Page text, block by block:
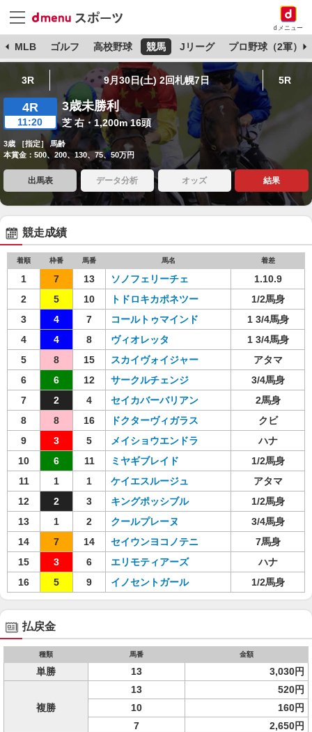
dメニュー
MLB ゴルフ 高校野球 競馬 Jリーグ プロ野球（2軍）
3R 9月30日(土) 2回札幌7日 5R
4R
11:20
3歳未勝利
芝 右・1,200m 16頭
3歳 ［指定］ 馬齢
本賞金：500、200、130、75、50万円
出馬表 データ分析 オッズ 結果
競走成績
着順 枠番 馬番 馬名 着差
1 7 13 ソノフェリーチェ
1.10.9
2
5 10 トドロキカポネツー
1/2馬身
3
4 7 コールトゥマインド
1 3/4馬身
4
4 8 ヴィオレッタ
1 3/4馬身
5
8 15 スカイヴォイジャー
アタマ
6
6 12 サークルチェンジ
3/4馬身
7
2 4 セイカバーバリアン
2馬身
8
8 16 ドクターヴィガラス
クビ
9
3 5 メイショウエンドラ
ハナ
10
6 11 ミヤギブレイド
1/2馬身
11
1 1 ケイエスルージュ
アタマ
12
2 3 キングポッシブル
1/2馬身
13
1 2 クールプレーヌ
3/4馬身
14
7 14 セイウンヨコノテニ
7馬身
15
3 6 エリモティアーズ
ハナ
16
5 9 イノセントガール 1/2馬身
払戻金
種類 馬番 金額
単勝 13 3,030円
複勝
13
520円
10
160円
7
2,650円